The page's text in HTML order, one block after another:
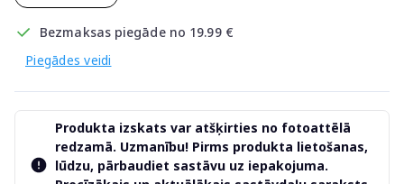
Bezmaksas piegāde no 19.99 €
Piegādes veidi
Produkta izskats var atšķirties no fotoattēlā
redzamā. Uzmanību! Pirms produkta lietošanas,
lūdzu, pārbaudiet sastāvu uz iepakojuma.